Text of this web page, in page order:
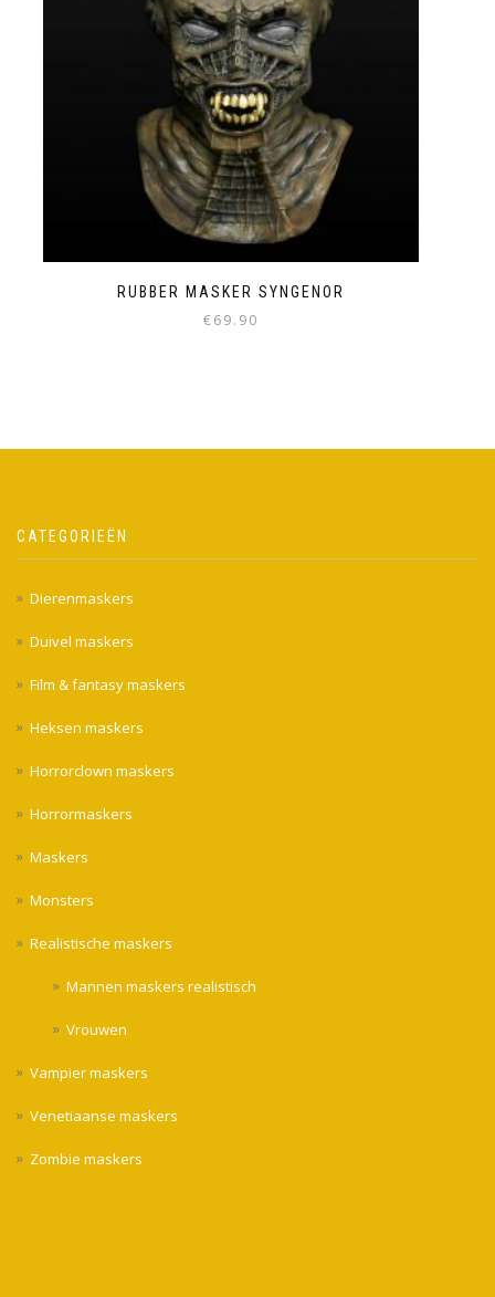
RUBBER MASKER SYNGENOR
€69.90
CATEGORIEËN
Dierenmaskers
Duivel maskers
Film & fantasy maskers
Heksen maskers
Horrorclown maskers
Horrormaskers
Maskers
Monsters
Realistische maskers
Mannen maskers realistisch
Vrouwen
Vampier maskers
Venetiaanse maskers
Zombie maskers